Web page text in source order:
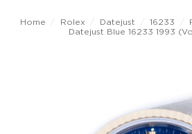
Home Rolex Datejust 16233
Datejust Blue 16233 1993